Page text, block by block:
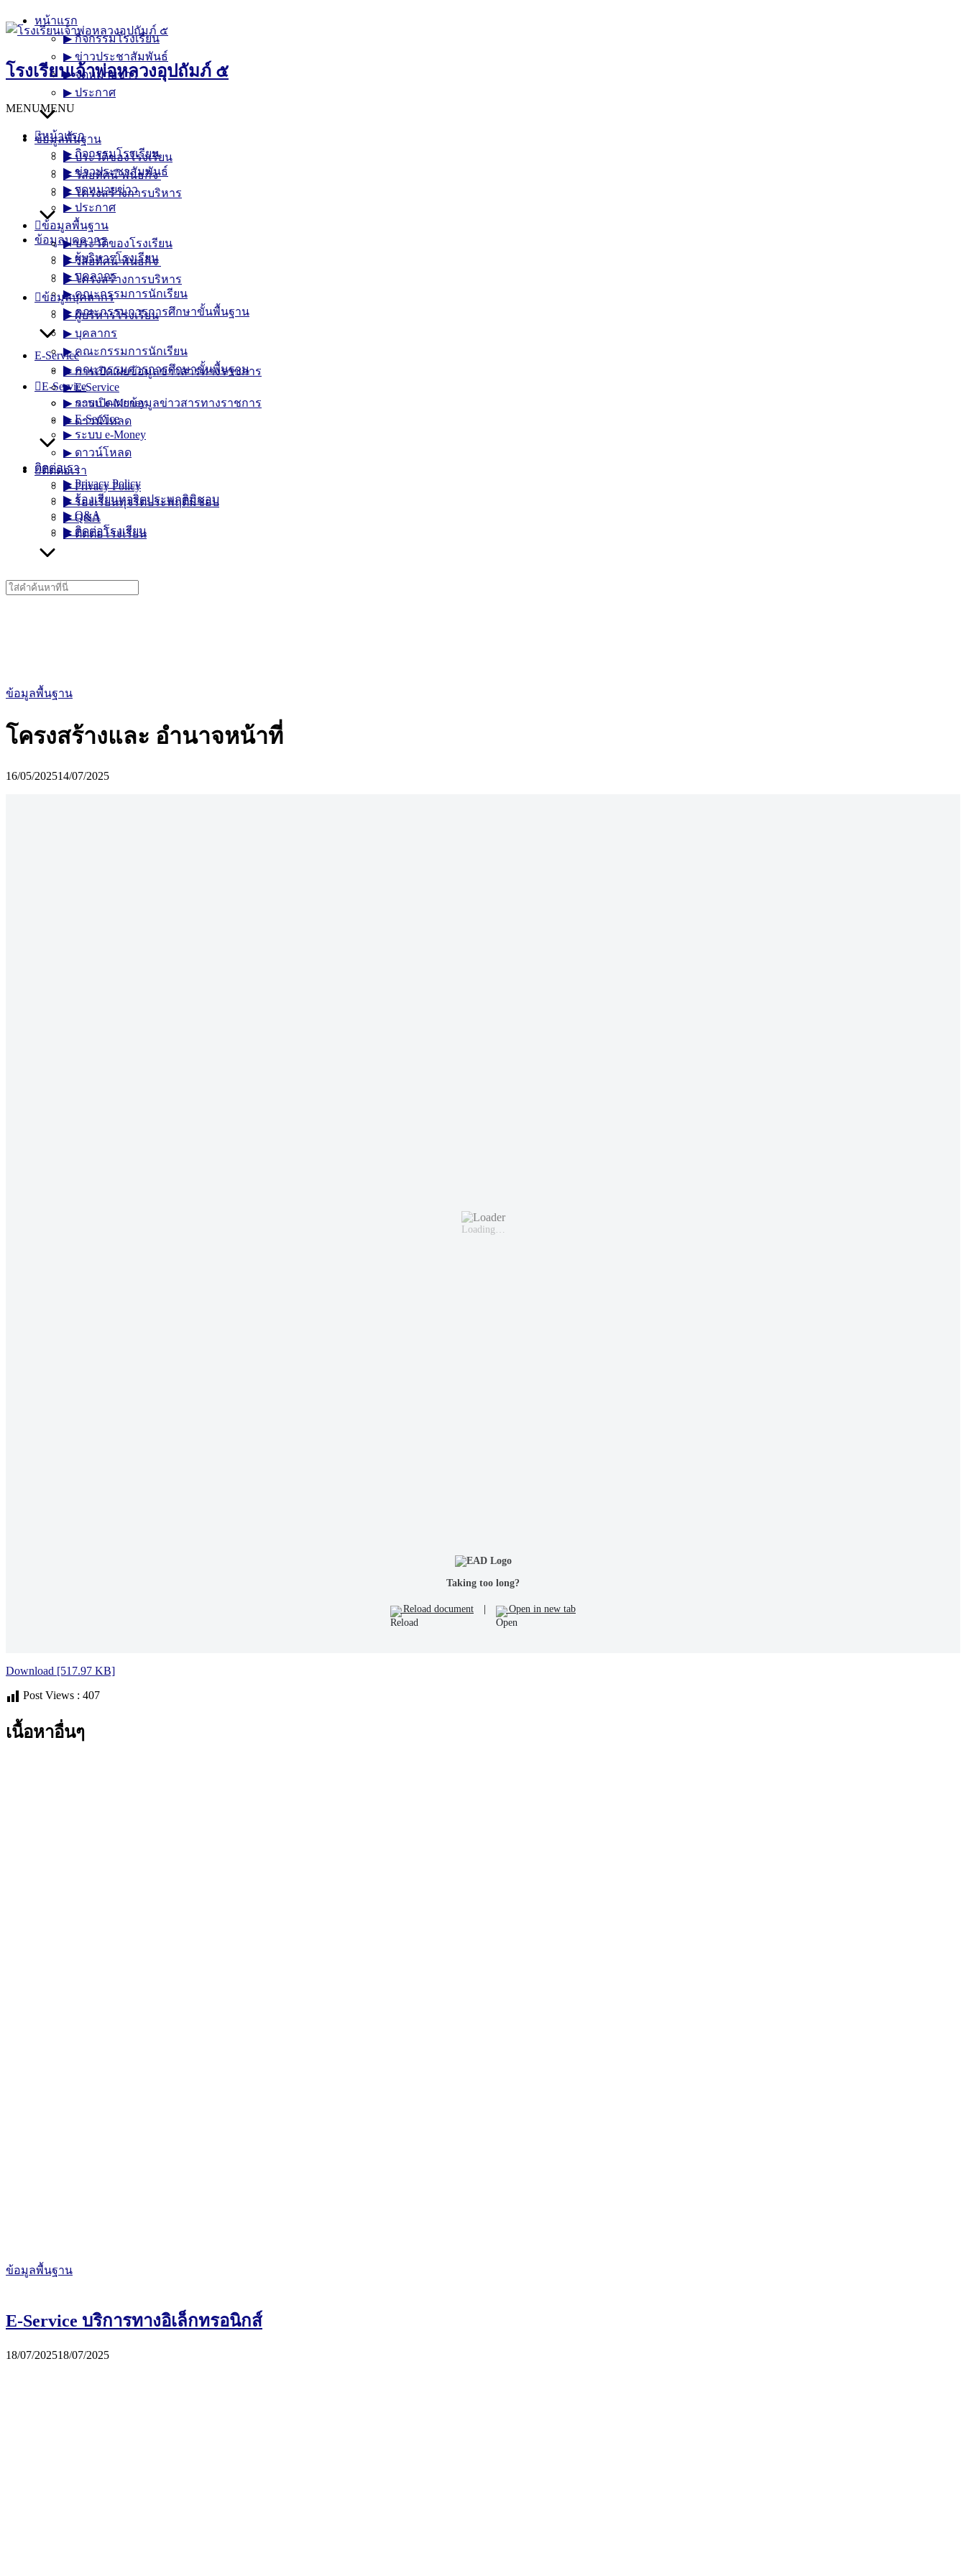
Skip
to
โรงเรียนเจ้าพ่อหลวงอุปถัมภ์ ๕
MENUMENU
หน้าแรก
▶︎ กิจกรรมโรงเรียน
▶︎ ข่าวประชาสัมพันธ์
▶︎ จดหมายข่าว
▶︎ ประกาศ
ข้อมูลพื้นฐาน
▶︎ ประวัติของโรงเรียน
▶︎ วิสัยทัศน์-พันธกิจ
▶︎ โครงสร้างการบริหาร
ข้อมูลบุคลากร
▶︎ ผู้บริหารโรงเรียน
▶︎ บุคลากร
▶︎ คณะกรรมการนักเรียน
▶︎ คณะกรรมการการศึกษาขั้นพื้นฐาน
E-Service
▶︎ การเปิดเผยข้อมูลข่าวสารทางราชการ
▶︎ E-Service
▶︎ ระบบ e-Money
▶︎ ดาวน์โหลด
ติดต่อเรา
▶︎ Privacy Policy
▶︎ ร้องเรียนทุจริตประพฤติมิชอบ
▶︎ Q&A
▶︎ ติดต่อโรงเรียน
หน้าแรก
▶︎ กิจกรรมโรงเรียน
▶︎ ข่าวประชาสัมพันธ์
▶︎ จดหมายข่าว
▶︎ ประกาศ
ข้อมูลพื้นฐาน
▶︎ ประวัติของโรงเรียน
▶︎ วิสัยทัศน์-พันธกิจ
▶︎ โครงสร้างการบริหาร
ข้อมูลบุคลากร
▶︎ ผู้บริหารโรงเรียน
▶︎ บุคลากร
▶︎ คณะกรรมการนักเรียน
▶︎ คณะกรรมการการศึกษาขั้นพื้นฐาน
E-Service
▶︎ การเปิดเผยข้อมูลข่าวสารทางราชการ
▶︎ E-Service
▶︎ ระบบ e-Money
▶︎ ดาวน์โหลด
ติดต่อเรา
▶︎ Privacy Policy
▶︎ ร้องเรียนทุจริตประพฤติมิชอบ
▶︎ Q&A
▶︎ ติดต่อโรงเรียน
Search
for:
ข้อมูลพื้นฐาน
โครงสร้างและ อำนาจหน้าที่
16/05/202514/07/2025
Loading…
Taking too long?
Reload document Open in new tab
Download [517.97 KB]
Post Views : 407
เนื้อหาอื่นๆ
ข้อมูลพื้นฐาน
E-Service บริการทางอิเล็กทรอนิกส์
18/07/202518/07/2025